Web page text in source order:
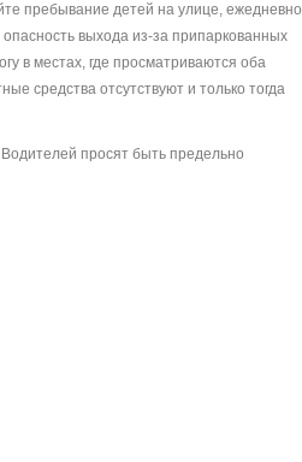
пребывание детей на улице, ежедневно
выхода из-за припаркованных
в местах, где просматриваются оба
средства отсутствуют и только тогда
просят быть предельно